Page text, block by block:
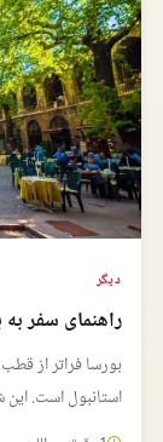
دیگر
راهنمای سفر به بورسا: ۵ تجربه برتر
بورسا فراتر از
استانبول است. این